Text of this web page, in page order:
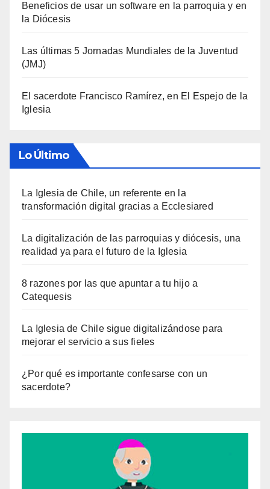
Beneficios de usar un software en la parroquia y en
la Diócesis
Las últimas 5 Jornadas Mundiales de la Juventud
(JMJ)
El sacerdote Francisco Ramírez, en El Espejo de la
Iglesia
Lo Último
La Iglesia de Chile, un referente en la
transformación digital gracias a Ecclesiared
La digitalización de las parroquias y diócesis, una
realidad ya para el futuro de la Iglesia
8 razones por las que apuntar a tu hijo a
Catequesis
La Iglesia de Chile sigue digitalizándose para
mejorar el servicio a sus fieles
¿Por qué es importante confesarse con un
sacerdote?